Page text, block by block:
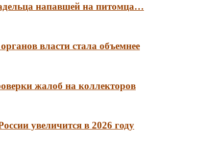
напавшей на питомца…
власти стала объемнее
жалоб на коллекторов
увеличится в 2026 году